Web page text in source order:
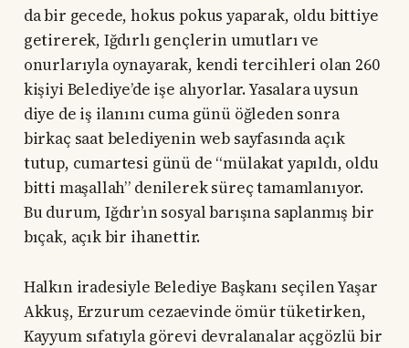
da bir gecede, hokus pokus yaparak, oldu bittiye
getirerek, Iğdırlı gençlerin umutları ve
onurlarıyla oynayarak, kendi tercihleri olan 260
kişiyi Belediye’de işe alıyorlar. Yasalara uysun
diye de iş ilanını cuma günü öğleden sonra
birkaç saat belediyenin web sayfasında açık
tutup, cumartesi günü de “mülakat yapıldı, oldu
bitti maşallah” denilerek süreç tamamlanıyor.
Bu durum, Iğdır’ın sosyal barışına saplanmış bir
bıçak, açık bir ihanettir.
Halkın iradesiyle Belediye Başkanı seçilen Yaşar
Akkuş, Erzurum cezaevinde ömür tüketirken,
Kayyum sıfatıyla görevi devralanalar açgözlü bir